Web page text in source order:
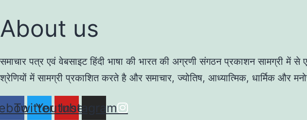
About us
समाचार पत्र एवं वेबसाइट हिंदी भाषा की भारत की अग्रणी संगठन प्रकाशन सामग्री
श्रेणियों में सामग्री प्रकाशित करते है और समाचार, ज्योतिष, आध्यात्मिक, धार्मिक और
TwitterYoutubeInstagram